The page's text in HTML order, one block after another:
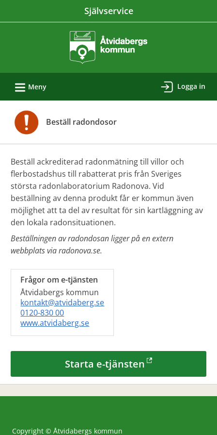
till
Åtvidabergs
kommun
Självservice
L Meny Logga in
Beställ radondosor
Beställ ackrediterad radonmätning till villor och
flerbostadshus till rabatterat pris från Sveriges
största radonlaboratorium Radonova. Vid
beställning av denna produkt får er kommun även
möjlighet att ta del av resultat för sin kartläggning av
den lokala radonsituationen.
Beställningen av radondosan ligger på en extern
webbplats via radonova.se.
Frågor om e-tjänsten
Åtvidabergs kommun
kontakt@atvidaberg.se
0120-830 00
www.atvidaberg.se
Starta e-tjänsten
Copyright © Åtvidabergs kommun